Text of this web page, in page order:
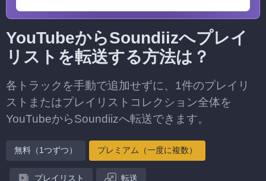
YouTubeからSoundiizへプレイ
リストを転送する方法は？
各トラックを手動で追加せずに、1件のプレイリ
ストまたはプレイリストコレクション全体を
YouTubeからSoundiizへ転送できます。
無料（1つずつ） プレミアム（一度に複数）
プレイリスト 転送